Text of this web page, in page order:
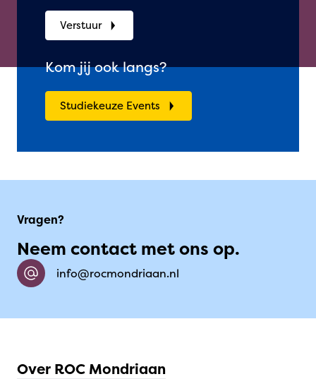
Verstuur
Kom jij ook langs?
Studiekeuze Events
Vragen?
Neem contact met ons op.
info@rocmondriaan.nl
Over ROC Mondriaan